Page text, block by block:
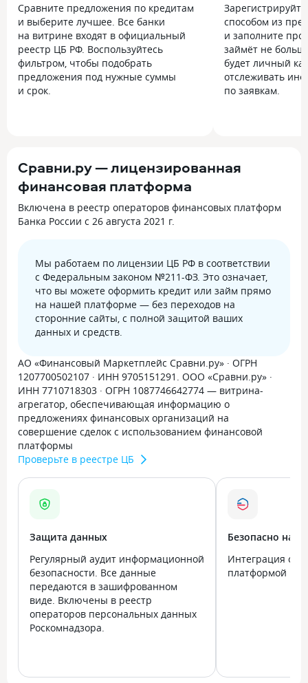
Сравните предложения по кредитам
и выберите лучшее. Все банки
на витрине входят в официальный
реестр ЦБ РФ. Воспользуйтесь
фильтром, чтобы подобрать
предложения под нужные суммы
и срок.
способом из
и заполните
займёт не
будет личный
отслеживать
по заявкам.
Сравни.ру — лицензированная
финансовая платформа
Включена в реестр операторов финансовых платформ
Банка России с 26 августа 2021 г.
Мы работаем по лицензии ЦБ РФ в соответствии
с Федеральным законом №211-ФЗ. Это означает,
что вы можете оформить кредит или займ прямо
на нашей платформе — без переходов на
сторонние сайты, с полной защитой ваших
данных и средств.
АО «Финансовый Маркетплейс Сравни.ру» · ОГРН
1207700502107 · ИНН 9705151291. ООО «Сравни.ру» ·
ИНН 7710718303 · ОГРН 1087746642774 — витрина-
агрегатор, обеспечивающая информацию о
предложениях финансовых организаций на
совершение сделок с использованием финансовой
платформы
Проверьте в реестре ЦБ
Защита данных
Регулярный аудит информационной
безопасности. Все данные
передаются в зашифрованном
виде. Включены в реестр
операторов персональных данных
Роскомнадзора.
Безопасно на
Интеграция с
платформой